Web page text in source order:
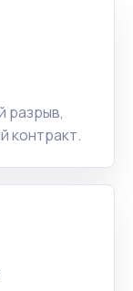
разрыв,
контракт.